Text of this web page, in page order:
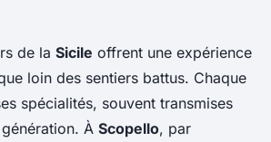
de la Sicile offrent une expérience
loin des sentiers battus. Chaque
spécialités, souvent transmises
À Scopello, par